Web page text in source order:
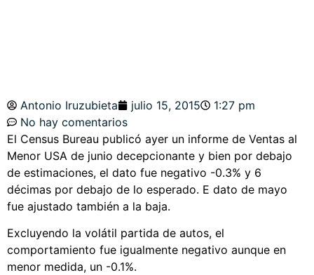
Antonio Iruzubieta julio 15, 2015
1:27 pm
No hay comentarios
El Census Bureau publicó ayer un informe de Ventas al
Menor USA de junio decepcionante y bien por debajo
de estimaciones, el dato fue negativo -0.3% y 6
décimas por debajo de lo esperado. E dato de mayo
fue ajustado también a la baja.
Excluyendo la volátil partida de autos, el
comportamiento fue igualmente negativo aunque en
menor medida, un -0.1%.